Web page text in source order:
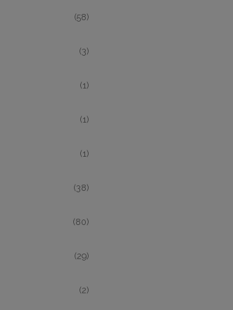
(58)
(3)
(1)
(1)
(1)
(38)
(80)
(29)
(2)